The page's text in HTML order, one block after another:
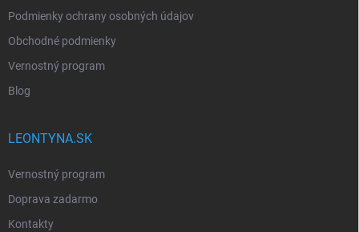
Podmienky ochrany osobných údajov
Obchodné podmienky
Vernostný program
Blog
LEONTYNA.SK
Vernostný program
Doprava zadarmo
Kontakty